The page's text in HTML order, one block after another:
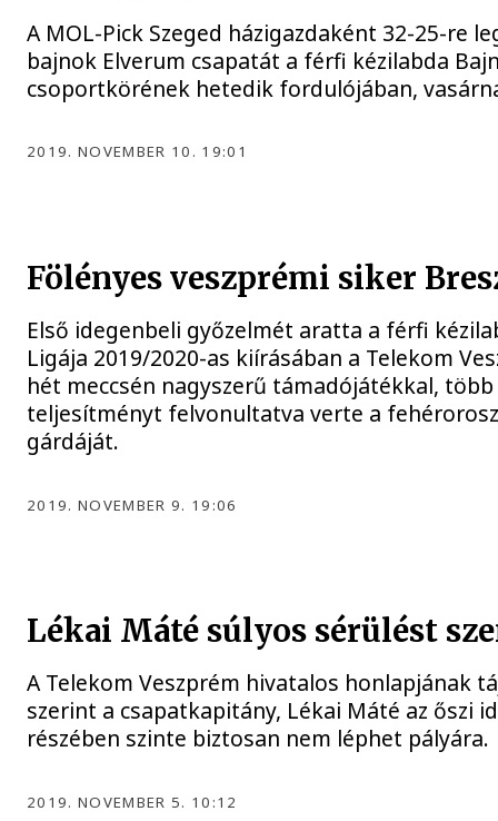
A MOL-Pick Szeged házigazdaként 32-25-re
bajnok Elverum csapatát a férfi kézilabda
csoportkörének hetedik fordulójában,
2019. NOVEMBER 10. 19:01
Fölényes veszprémi siker
Első idegenbeli győzelmét aratta a férfi
Ligája 2019/2020-as kiírásában a Telekom
hét meccsén nagyszerű támadójátékkal,
teljesítményt felvonultatva verte a
gárdáját.
2019. NOVEMBER 9. 19:06
Lékai Máté súlyos sérülést
A Telekom Veszprém hivatalos honlapjának
szerint a csapatkapitány, Lékai Máté az őszi
részében szinte biztosan nem léphet pályára.
2019. NOVEMBER 5. 10:12